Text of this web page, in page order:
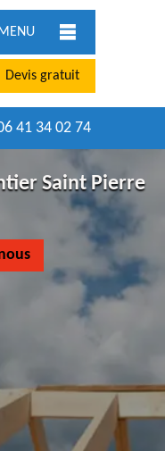
MENU
Devis gratuit
41 34 02 74
Saint Pierre